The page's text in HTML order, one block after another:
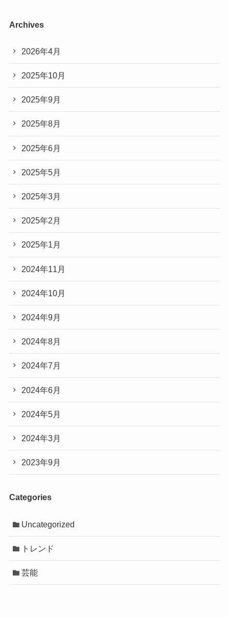
Archives
2026年4月
2025年10月
2025年9月
2025年8月
2025年6月
2025年5月
2025年3月
2025年2月
2025年1月
2024年11月
2024年10月
2024年9月
2024年8月
2024年7月
2024年6月
2024年5月
2024年3月
2023年9月
Categories
Uncategorized
トレンド
芸能